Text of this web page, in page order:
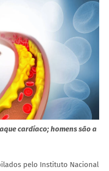
cardíaco; homens são a
pelo Instituto Nacional